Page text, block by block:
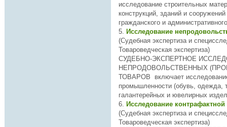
исследование строительных
конструкций, зданий и
гражданского и
5.
(Судебная экспертиза и
Товароведческая экспертиза)
СУДЕБНО-ЭКСПЕРТНОЕ
НЕПРОДОВОЛЬСТВЕННЫХ
ТОВАРОВ включает
промышленности (обувь, одежда,
галантерейных и ювелирных
6. Исследование
(Судебная экспертиза и
Товароведческая экспертиза)